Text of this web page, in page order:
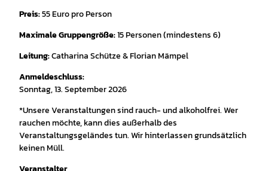
Preis:55 Euro pro Person
Maximale Gruppengröße:15 Personen (mindestens 6)
Leitung:Catharina Schütze & Florian Mämpel
Anmeldeschluss:
Sonntag, 13. September 2026
*Unsere Veranstaltungen sind rauch- und alkoholfrei. Wer
rauchen möchte, kann dies außerhalb des
Veranstaltungsgeländes tun. Wir hinterlassen grundsätzlich
keinen Müll.